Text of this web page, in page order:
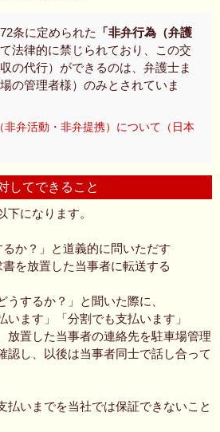
条に定められた
「非弁行為（弁護
法律的に禁じられており、この交
の代行）ができるのは、弁護士ま
の管理者様）のみとされていま
非弁活動・非弁提携）について（日本
してできること
下になります。
か？」と道義的に問いただす
を放置した当事者に転送する
うするか？」と聞いた際に、
います」「分割でも支払います」
放置した当事者の連絡先を駐車場管理
認し、以後は当事者同士で話し合って
払いまでを当社では保証できないこと